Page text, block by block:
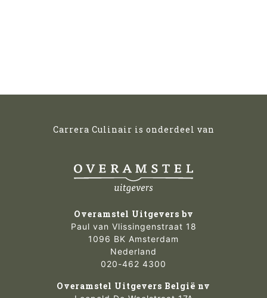
Carrera Culinair is onderdeel van
Overamstel Uitgevers bv
Paul van Vlissingenstraat 18
1096 BK Amsterdam
Nederland
020-462 4300
Overamstel Uitgevers België nv